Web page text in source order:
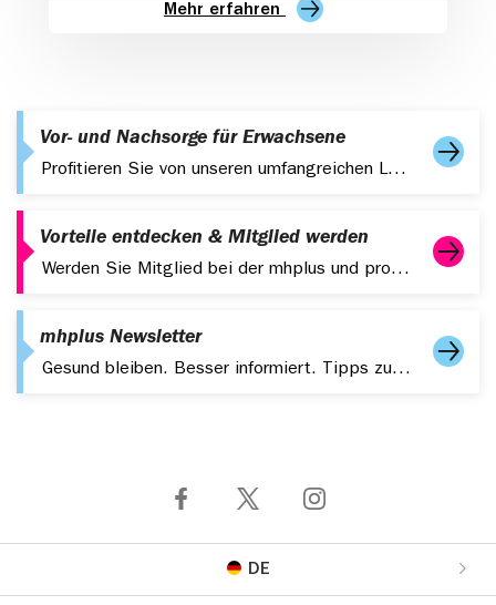
Mehr erfahren
Vor- und Nachsorge für Erwachsene
Profitieren Sie von unseren umfangreichen Leistungen zur Vor- und Nachsorge für Erwachsene. Für ein gesundes und fittes Leben.
Vorteile entdecken & Mitglied werden
Werden Sie Mitglied bei der mhplus und profitieren Sie von starken Leistungen, digitalen Services und attraktiven Zusatzangeboten.
mhplus Newsletter
Gesund bleiben. Besser informiert. Tipps zu Gesundheit, Fitness und aktuelle Themen – kompakt in Ihrem Postfach.
DE